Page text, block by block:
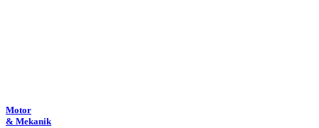
Motor
& Mekanik